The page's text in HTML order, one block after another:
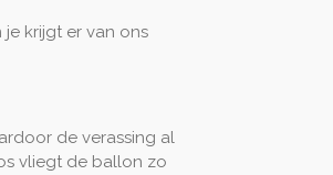
je krijgt er van ons
de verassing al
vliegt de ballon zo